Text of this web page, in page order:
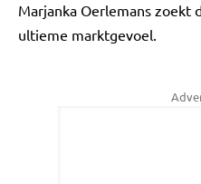
Marjanka Oerlemans zoekt
ultieme marktgevoel.